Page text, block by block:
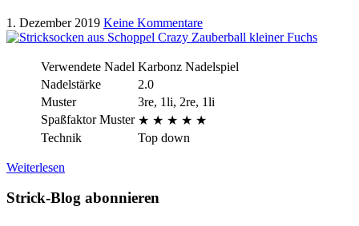
1. Dezember 2019 Keine Kommentare
Verwendete Nadel Karbonz Nadelspiel
Nadelstärke
2.0
Muster
3re, 1li, 2re, 1li
Spaßfaktor Muster ★ ★ ★ ★ ★
Technik
Top down
Weiterlesen
Strick-Blog abonnieren